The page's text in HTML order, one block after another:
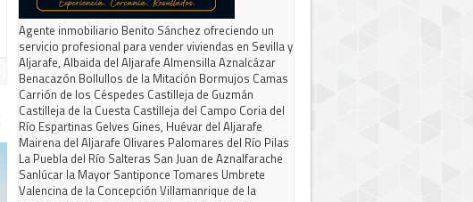
Agente inmobiliario Benito Sánchez ofreciendo un
servicio profesional para vender viviendas en Sevilla y
Aljarafe, Albaida del Aljarafe Almensilla Aznalcázar
Benacazón Bollullos de la Mitación Bormujos Camas
Carrión de los Céspedes Castilleja de Guzmán
Castilleja de la Cuesta Castilleja del Campo Coria del
Río Espartinas Gelves Gines, Huévar del Aljarafe
Mairena del Aljarafe Olivares Palomares del Río Pilas
La Puebla del Río Salteras San Juan de Aznalfarache
Sanlúcar la Mayor Santiponce Tomares Umbrete
Valencina de la Concepción Villamanrique de la